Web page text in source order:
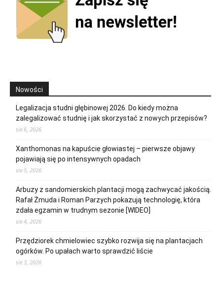
Nowości
Legalizacja studni głębinowej 2026. Do kiedy można
zalegalizować studnię i jak skorzystać z nowych przepisów?
sie 6, 2026
Xanthomonas na kapuście głowiastej – pierwsze objawy
pojawiają się po intensywnych opadach
sie 5, 2026
Arbuzy z sandomierskich plantacji mogą zachwycać jakością.
Rafał Żmuda i Roman Parzych pokazują technologię, która
zdała egzamin w trudnym sezonie [WIDEO]
sie 4, 2026
Przędziorek chmielowiec szybko rozwija się na plantacjach
ogórków. Po upałach warto sprawdzić liście
sie 3, 2026